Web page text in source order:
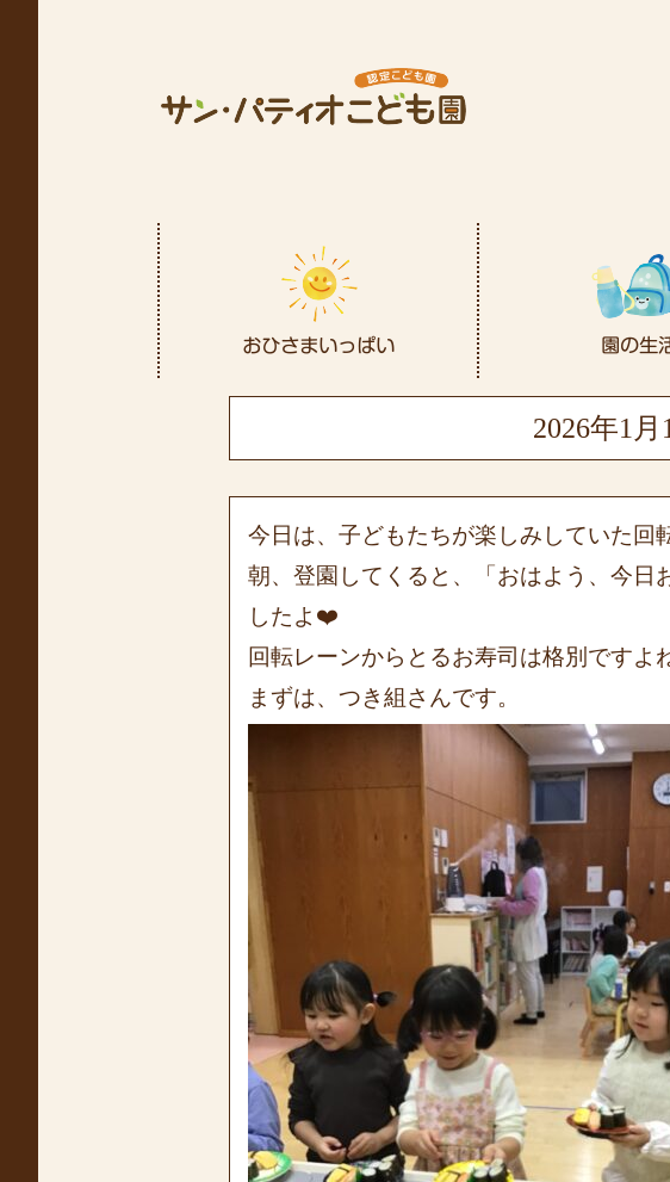
2026年1月
今日は、子どもたちが楽しみしていた回
朝、登園してくると、「おはよう、今日
したよ❤️
回転レーンからとるお寿司は格別です
まずは、つき組さんです。